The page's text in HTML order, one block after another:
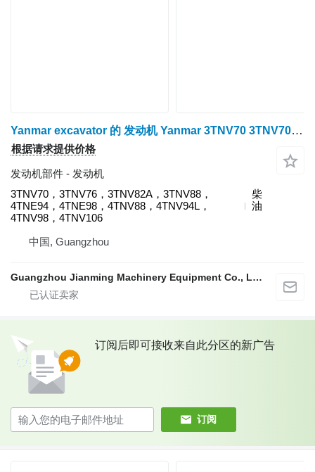
Yanmar excavator 的 发动机 Yanmar 3TNV70 3TNV70，3TNV76，3TNV82A，3TNV88，4TNE94，4TNE98，4TNV88，4TNV94L，4TNV98，4TNV106
根据请求提供价格
发动机部件 - 发动机
3TNV70，3TNV76，3TNV82A，3TNV88，
4TNE94，4TNE98，4TNV88，4TNV94L，
4TNV98，4TNV106
柴
油
中国, Guangzhou
Guangzhou Jianming Machinery Equipment Co., Ltd.
订阅后即可接收来自此分区的新广告
订阅